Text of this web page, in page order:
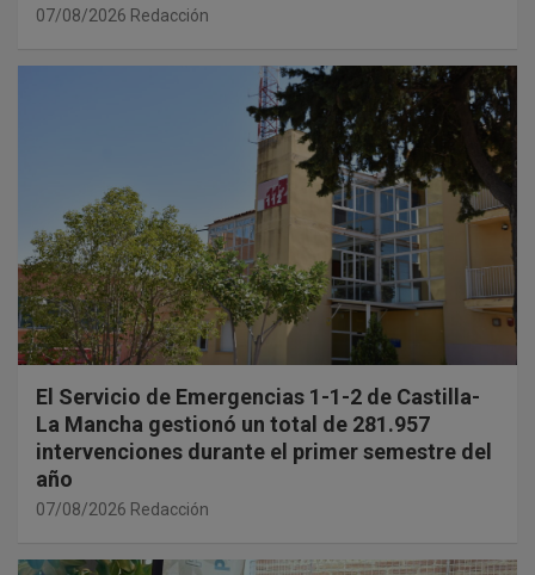
07/08/2026 Redacción
El Servicio de Emergencias 1-1-2 de Castilla-
La Mancha gestionó un total de 281.957
intervenciones durante el primer semestre del
año
07/08/2026 Redacción